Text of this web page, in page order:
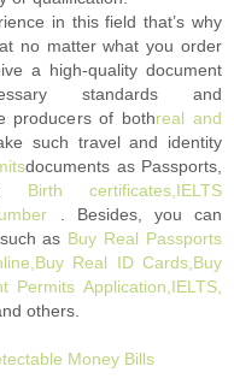
in this field that’s why
no matter what you order
a high-quality document
standards and
producers of bothreal and
such travel and identity
documents as Passports,
Birth certificates,IELTS
. Besides, you can
as Buy Real Passports
Real ID Cards,Buy
Permits Application,IELTS,
others.
Money Bills